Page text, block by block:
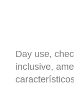
Day use,
inclusive,